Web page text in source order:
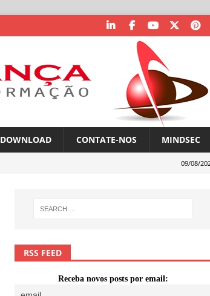
DOWNLOAD CONTATE-NOS MINDSEC
09/08/
RSS FEED
Receba novos posts por email: